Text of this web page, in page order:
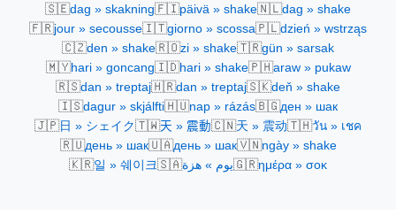
🇸🇪dag » skakning🇫🇮päivä » shake🇳🇱dag » shake
🇫🇷jour » secousse🇮🇹giorno » scossa🇵🇱dzień » wstrząs
🇨🇿den » shake🇷🇴zi » shake🇹🇷gün » sarsak
🇲🇾hari » goncang🇮🇩hari » shake🇵🇭araw » pukaw
🇷🇸dan » treptaj🇭🇷dan » treptaj🇸🇰deň » shake
🇮🇸dagur » skjálfti🇭🇺nap » rázás🇧🇬ден » шак
🇯🇵日 » シェイク🇹🇼天 » 震動🇨🇳天 » 震动🇹🇭วัน » เชค
🇷🇺день » шак🇺🇦день » шак🇻🇳ngày » shake
🇰🇷일 » 쉐이크🇸🇦يوم » هزة🇬🇷ημέρα » σοκ